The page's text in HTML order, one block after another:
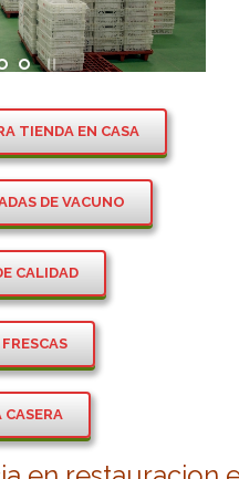
Alimentaria
TIENDA EN CASA
DE VACUNO
CALIDAD
CASERA